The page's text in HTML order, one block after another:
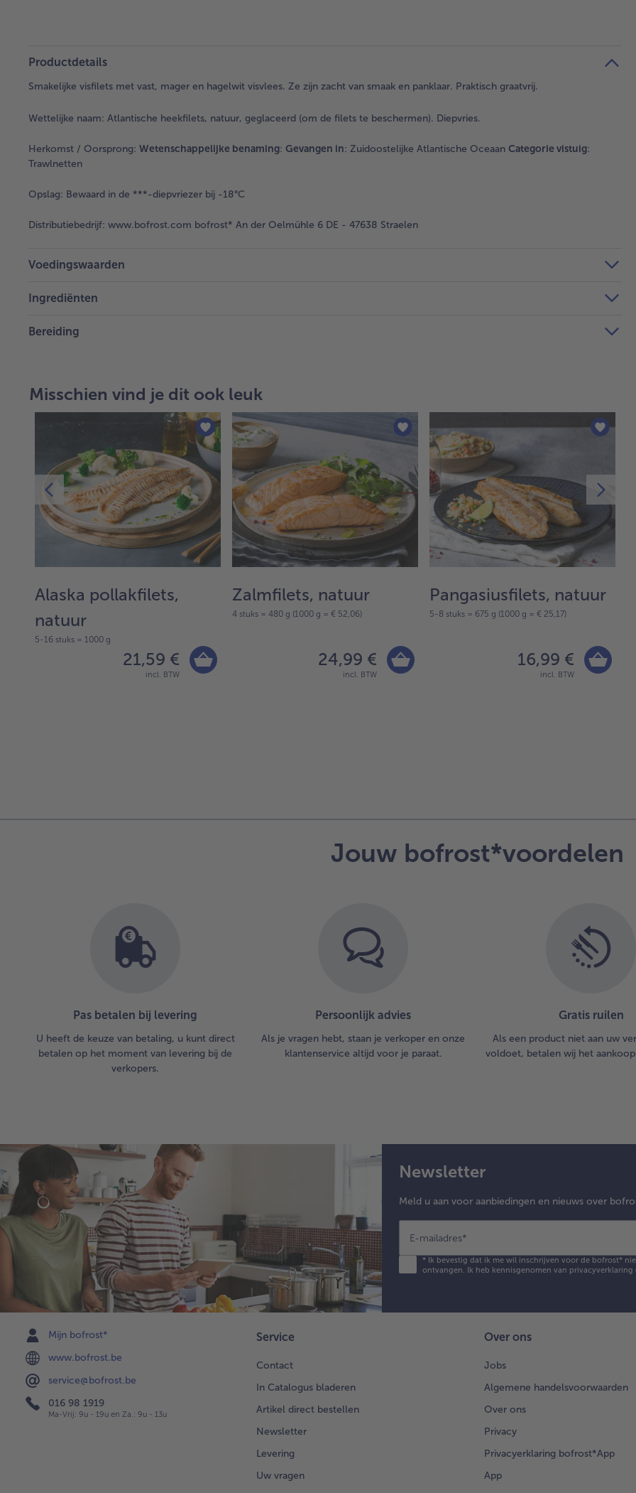
Productdetails
Smakelijke visfilets met vast, mager en hagelwit visvlees. Ze zijn zacht van smaak en panklaar. Praktisch graatvrij.
Wettelijke naam: Atlantische heekfilets, natuur, geglaceerd (om de filets te beschermen). Diepvries.
Herkomst / Oorsprong: Wetenschappelijke benaming: Gevangen in: Zuidoostelijke Atlantische Oceaan Categorie vistuig:
Trawlnetten
Opslag: Bewaard in de ***-diepvriezer bij -18°C
Distributiebedrijf: www.bofrost.com bofrost* An der Oelmühle 6 DE - 47638 Straelen
Voedingswaarden
Ingrediënten
Bereiding
Misschien vind je dit ook leuk
Alaska pollakfilets,
natuur
5-16 stuks = 1000 g
21,59 €
incl. BTW
Zalmfilets, natuur
4 stuks = 480 g (1000 g = € 52,06)
24,99 €
incl. BTW
Pangasiusfilets, natuur
5-8 stuks = 675 g (1000 g = € 25,17)
16,99 €
incl. BTW
Jouw bofrost*voordelen
Pas betalen bij levering
U heeft de keuze van betaling, u kunt direct
betalen op het moment van levering bij de
verkopers.
Persoonlijk advies
Als je vragen hebt, staan je verkoper en onze
klantenservice altijd voor je paraat.
Gratis ruilen
Als een product niet aan uw
voldoet, betalen wij het
Newsletter
Meld u aan voor aanbiedingen en nieuws over
E-mailadres*
*Ik bevestig dat ik me wil inschrijven voor de bofrost*
ontvangen. Ik heb kennisgenomen van privacyverklaring
Mijn bofrost*
www.bofrost.be
service@bofrost.be
016 98 1919
Ma-Vrij: 9u - 19u en Za.: 9u - 13u
Service
Contact
In Catalogus bladeren
Artikel direct bestellen
Newsletter
Levering
Uw vragen
Over ons
Jobs
Algemene handelsvoorwaarden
Over ons
Privacy
Privacyerklaring bofrost*App
App